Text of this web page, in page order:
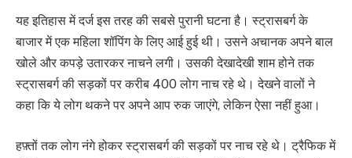
यह इतिहास में दर्ज इस तरह की सबसे पुरानी घटना है। स्ट्रासबर्ग के
बाजार में एक महिला शॉपिंग के लिए आई हुई थी। उसने अचानक अपने बाल
खोले और कपड़े उतारकर नाचने लगी। उसकी देखादेखी शाम होने तक
स्ट्रासबर्ग की सड़कों पर करीब 400 लोग नाच रहे थे। देखने वालों ने
कहा कि ये लोग थकने पर अपने आप रुक जाएंगे, लेकिन ऐसा नहीं हुआ।
हफ़्तों तक लोग नंगे होकर स्ट्रासबर्ग की सड़कों पर नाच रहे थे। ट्रैफिक में